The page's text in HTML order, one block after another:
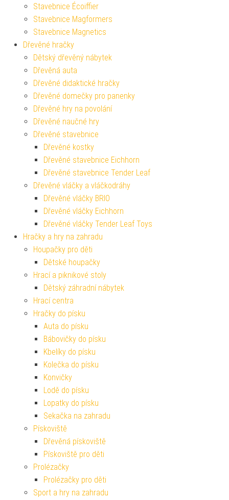
Stavebnice Écoiffier
Stavebnice Magformers
Stavebnice Magnetics
Dřevěné hračky
Dětský dřevěný nábytek
Dřevěná auta
Dřevěné didaktické hračky
Dřevěné domečky pro panenky
Dřevěné hry na povolání
Dřevěné naučné hry
Dřevěné stavebnice
Dřevěné kostky
Dřevěné stavebnice Eichhorn
Dřevěné stavebnice Tender Leaf
Dřevěné vláčky a vláčkodráhy
Dřevěné vláčky BRIO
Dřevěné vláčky Eichhorn
Dřevěné vláčky Tender Leaf Toys
Hračky a hry na zahradu
Houpačky pro děti
Dětské houpačky
Hrací a piknikové stoly
Dětský záhradní nábytek
Hrací centra
Hračky do písku
Auta do písku
Bábovičky do písku
Kbelíky do písku
Kolečka do písku
Konvičky
Lodě do písku
Lopatky do písku
Sekačka na zahradu
Pískoviště
Dřevěná pískoviště
Pískoviště pro děti
Prolézačky
Prolézačky pro děti
Sport a hry na zahradu